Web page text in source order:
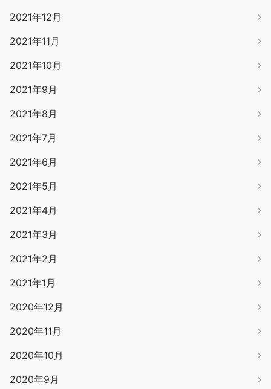
2021年12月
2021年11月
2021年10月
2021年9月
2021年8月
2021年7月
2021年6月
2021年5月
2021年4月
2021年3月
2021年2月
2021年1月
2020年12月
2020年11月
2020年10月
2020年9月